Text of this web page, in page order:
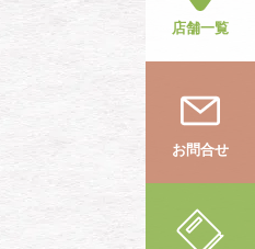
店舗一覧
お問合せ